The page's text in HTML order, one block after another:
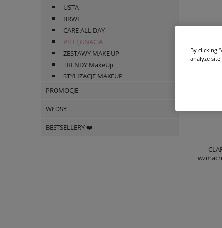
USTA
BRWI
CARE ALL DAY
PIELĘGNACJA
ZESTAWY MAKE UP
TRENDY MakeUp
STYLIZACJE MAKEUP
PROMOCJE
WŁOSY
BESTSELLERY ❤️
By clicking
analyze